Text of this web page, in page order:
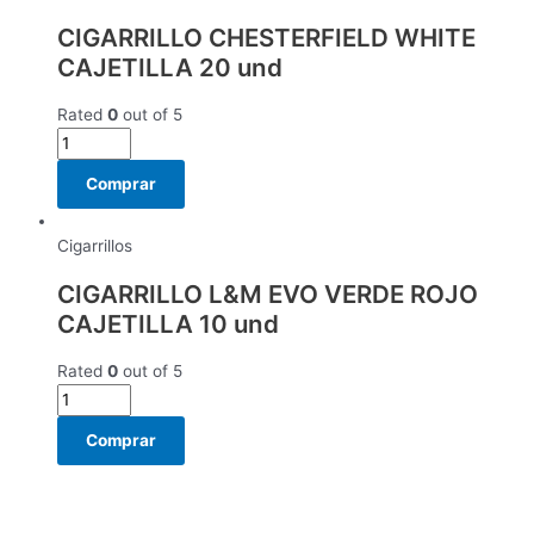
CIGARRILLO CHESTERFIELD WHITE
CAJETILLA 20 und
Rated 0 out of 5
Comprar
Cigarrillos
CIGARRILLO L&M EVO VERDE ROJO
CAJETILLA 10 und
Rated 0 out of 5
Comprar